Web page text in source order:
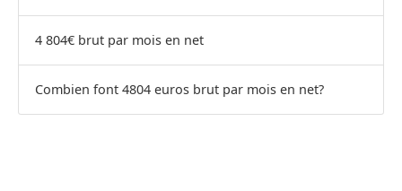
4 804€ brut par mois en net
Combien font 4804 euros brut par mois en net?